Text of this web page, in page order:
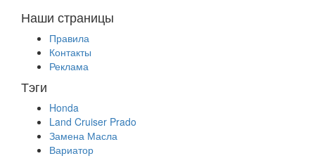
Наши страницы
Правила
Контакты
Реклама
Тэги
Honda
Land Cruiser Prado
Замена Масла
Вариатор